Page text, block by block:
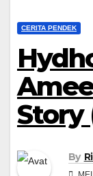
CERITA PENDEK
Story
By